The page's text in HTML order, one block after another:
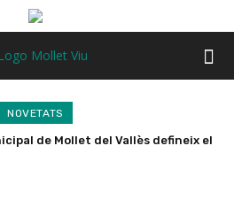
NOVETATS
de Mollet del Vallès defineix el